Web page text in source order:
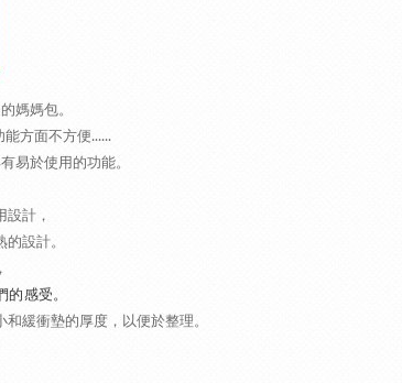
媽媽包。
方面不方便......
易於使用的功能。
計，
設計。
感受。
緩衝墊的厚度，以便於整理。